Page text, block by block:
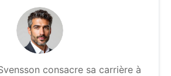
consacre sa carrière à